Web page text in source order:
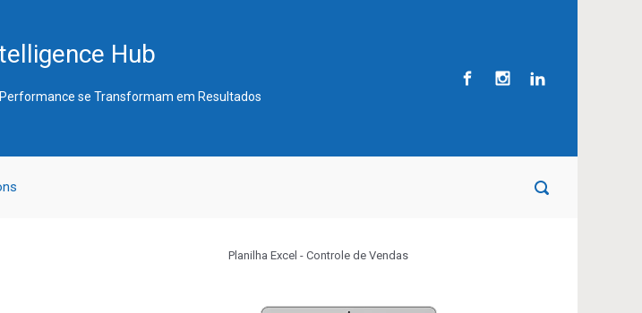
Hub
se Transformam em Resultados
Planilha Excel - Controle de Vendas